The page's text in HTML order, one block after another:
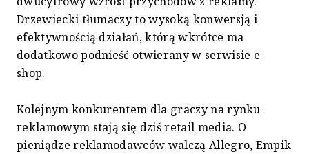
Drzewiecki tłumaczy to wysoką konwersją i
efektywnością działań, którą wkrótce ma
dodatkowo podnieść otwierany w serwisie e-
shop.
Kolejnym konkurentem dla graczy na rynku
reklamowym stają się dziś retail media. O
pieniądze reklamodawców walczą Allegro, Empik